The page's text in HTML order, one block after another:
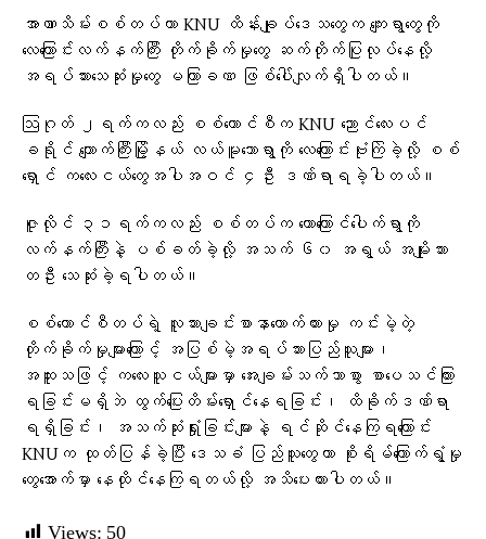
အာဏာသိမ်းစစ်တပ်ဟာ KNU ထိန်းချုပ်ဒေသတွေက ကျေးရွာတွေကို
လေကြောင်းလက်နက်ကြီး တိုက်ခိုက်မှုတွေ ဆက်တိုက်ပြုလုပ်နေလို့
အရပ်သားသေဆုံးမှုတွေ မကြာခဏ ဖြစ်ပေါ်လျက်ရှိပါတယ်။
ဩဂုတ် ၂ရက်ကလည်း စစ်ကောင်စီက KNU ညောင်လေးပင်
ခရိုင် ကျောက်ကြီးမြို့နယ် လယ်မူသောရွာကို လေကြောင်းဗုံးကြဲခဲ့လို့ စစ်
ရှောင် ကလေးငယ်တွေအပါအဝင် ၄ဦး ဒဏ်ရာရခဲ့ပါတယ်။
ဇူလိုင် ၃၁ရက်ကလည်း စစ်တပ်က တောကြောင်ပေါက်ရွာကို
လက်နက်ကြီးနဲ့ ပစ်ခတ်ခဲ့လို့ အသက် ၆၀ အရွယ် အမျိုးသား
တဦး သေဆုံးခဲ့ရပါတယ်။
စစ်ကောင်စီတပ်ရဲ့ လူသားချင်းစာနာထောက်ထားမှု ကင်းမဲ့တဲ့
တိုက်ခိုက်မှုများကြောင့် အပြစ်မဲ့အရပ်သားပြည်သူများ၊
အထူးသဖြင့် ကလေးသူငယ်များမှာ အေးချမ်းသက်သာစွာ စာပေသင်ကြား
ရခြင်းမရှိဘဲ ထွက်ပြေးတိမ်းရှောင်နေရခြင်း၊ ထိခိုက်ဒဏ်ရာ
ရရှိခြင်း၊ အသက်ဆုံးရှုံးခြင်းများနဲ့ ရင်ဆိုင်နေကြရကြောင်း
KNUက ထုတ်ပြန်ခဲ့ပြီး ဒေသခံ ပြည်သူတွေဟာ စိုးရိမ်ကြောက်ရွံ့မှု
တွေအောက်မှာ နေထိုင်နေကြရတယ်လို့ အသိပေးထားပါတယ်။
Views: 50